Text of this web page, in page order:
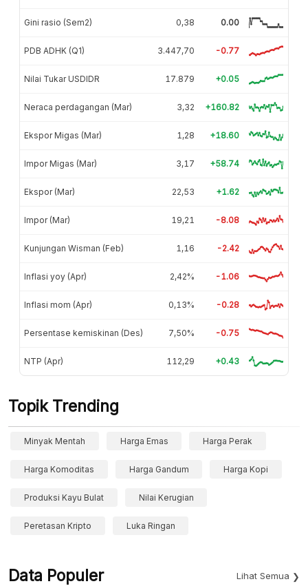
Gini rasio (Sem2) 0,38 0.00
PDB ADHK (Q1) 3.447,70 -0.77
Nilai Tukar USDIDR 17.879 +0.05
Neraca perdagangan (Mar) 3,32 +160.82
Ekspor Migas (Mar) 1,28 +18.60
Impor Migas (Mar) 3,17 +58.74
Ekspor (Mar) 22,53 +1.62
Impor (Mar) 19,21 -8.08
Kunjungan Wisman (Feb) 1,16 -2.42
Inflasi yoy (Apr) 2,42% -1.06
Inflasi mom (Apr) 0,13% -0.28
Persentase kemiskinan (Des) 7,50% -0.75
NTP (Apr) 112,29 +0.43
Topik Trending
Minyak Mentah Harga Emas Harga Perak
Harga Komoditas Harga Gandum Harga Kopi
Produksi Kayu Bulat Nilai Kerugian
Peretasan Kripto Luka Ringan
Data Populer Lihat Semua